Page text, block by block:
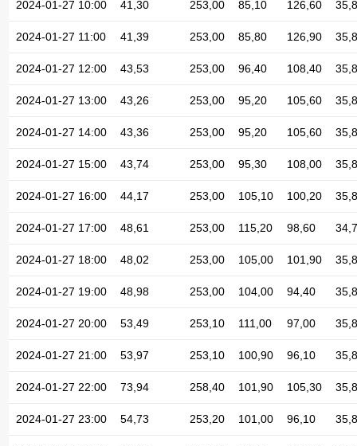
2024-01-27 10:00 41,30 253,00 85,10 126,60
2024-01-27 11:00 41,39 253,00 85,80 126,90
2024-01-27 12:00 43,53 253,00 96,40 108,40
2024-01-27 13:00 43,26 253,00 95,20 105,60
2024-01-27 14:00 43,36 253,00 95,20 105,60
2024-01-27 15:00 43,74 253,00 95,30 108,00
2024-01-27 16:00 44,17 253,00 105,10 100,20
2024-01-27 17:00 48,61 253,00 115,20 98,60
2024-01-27 18:00 48,02 253,00 105,00 101,90
2024-01-27 19:00 48,98 253,00 104,00 94,40
2024-01-27 20:00 53,49 253,10 111,00 97,00
2024-01-27 21:00 53,97 253,10 100,90 96,10
2024-01-27 22:00 73,94 258,40 101,90 105,30
2024-01-27 23:00 54,73 253,20 101,00 96,10